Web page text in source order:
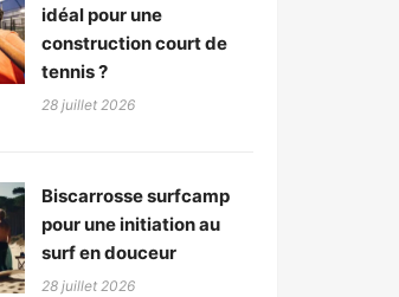
idéal pour une
construction court de
tennis ?
28 juillet 2026
Biscarrosse surfcamp
pour une initiation au
surf en douceur
28 juillet 2026